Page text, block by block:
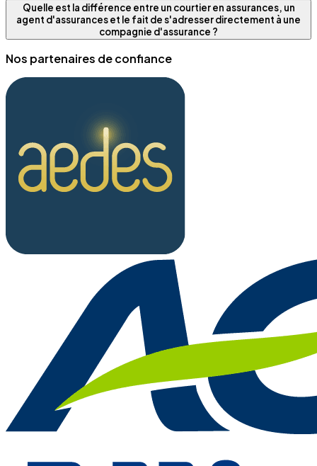
Quelle est la différence entre un courtier en assurances, un
agent d'assurances et le fait de s'adresser directement à une
compagnie d'assurance ?
Nos partenaires de confiance